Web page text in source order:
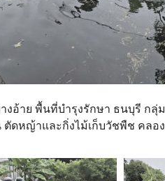
งอ้าย พื้นที่บำรุงรักษา ธนบุรี กลุ่
ตัดหญ้าและกิ่งไม้เก็บวัชพืช คลอ